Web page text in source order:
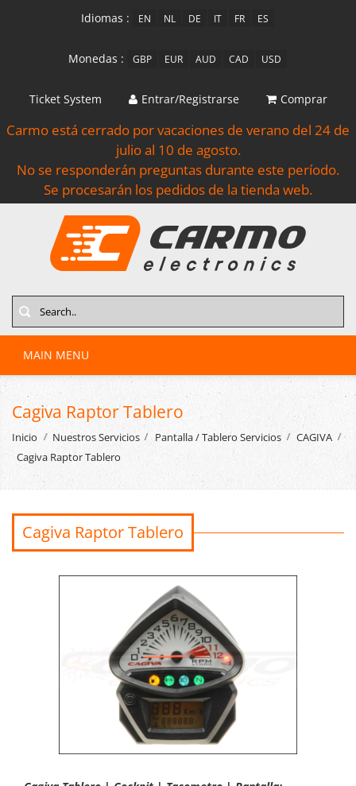
Idiomas : EN NL DE IT FR ES
Monedas : GBP EUR AUD CAD USD
Ticket System Entrar/Registrarse Comprar
Carmo está cerrado por vacaciones de verano del 24 de
julio al 10 de agosto.
No se responderán preguntas durante este período.
Se procesarán los pedidos de la tienda web.
MAIN MENU
Cagiva Raptor Tablero
Inicio Nuestros Servicios Pantalla / Tablero Servicios
CAGIVA
Cagiva Raptor Tablero
Cagiva Raptor Tablero